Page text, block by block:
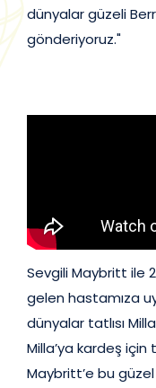
dünyalar güzeli
gönderiyoruz."
Sevgili Maybritt ile
gelen hastamıza
dünyalar tatlısı
Milla’ya kardeş
Maybritt’e bu